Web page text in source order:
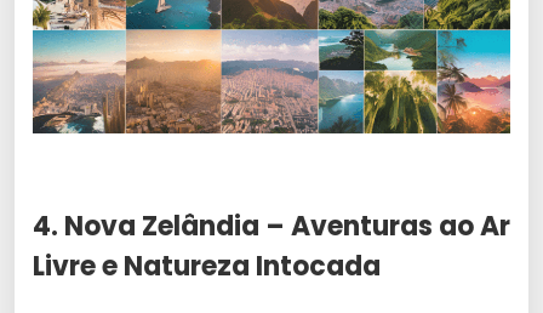
4. Nova Zelândia – Aventuras ao Ar
Livre e Natureza Intocada